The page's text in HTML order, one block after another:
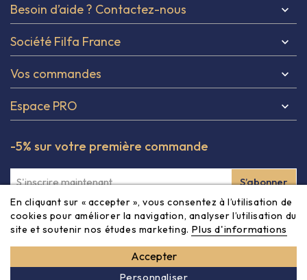
Besoin d’aide ? Contactez-nous 
Société Filfa France 
Vos commandes 
Espace PRO 
-5% sur votre première commande
Inscrivez-vous à notre newsletter et obtenez -5% à partir
de 80€ sur votre première commande ! Vous pouvez vous
désinscrire à tout moment via les informations de contact
dans les CGV du site.
En cliquant sur « accepter », vous consentez à l’utilisation de
cookies pour améliorer la navigation, analyser l’utilisation du
site et soutenir nos études marketing. Plus d'informations
Accepter
Personnaliser